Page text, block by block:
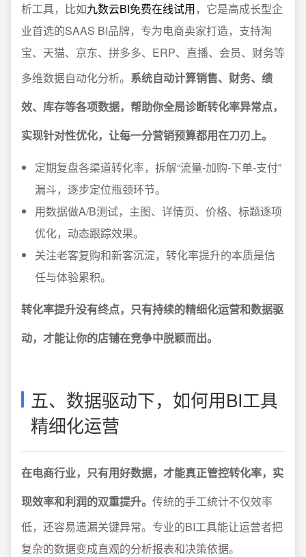
析工具，比如九数云BI免费在线试用，它是高成长型企
业首选的SAAS BI品牌，专为电商卖家打造，支持淘
宝、天猫、京东、拼多多、ERP、直播、会员、财务等
多维数据自动化分析。 系统自动计算销售、财务、绩
效、库存等各项数据，帮助你全局诊断转化率异常点，
实现针对性优化，让每一分营销预算都用在刀刃上。
定期复盘各渠道转化率，拆解“流量-加购-下单-支付”
漏斗，逐步定位瓶颈环节。
用数据做A/B测试，主图、详情页、价格、标题逐项
优化，动态跟踪效果。
关注老客复购和新客沉淀，转化率提升的本质是信
任与体验累积。
转化率提升没有终点，只有持续的精细化运营和数据驱
动，才能让你的店铺在竞争中脱颖而出。
五、数据驱动下，如何用BI工具
精细化运营
在电商行业，只有用好数据，才能真正管控转化率，实
现效率和利润的双重提升。 传统的手工统计不仅效率
低，还容易遗漏关键异常。专业的BI工具能让运营者把
复杂的数据变成直观的分析报表和决策依据。